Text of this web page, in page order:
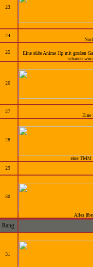
23
24
25
Eine süße Anime Hp mit großen
schauen
26
27
Eine
28
eine TMM
29
30
Alles
Rang
31